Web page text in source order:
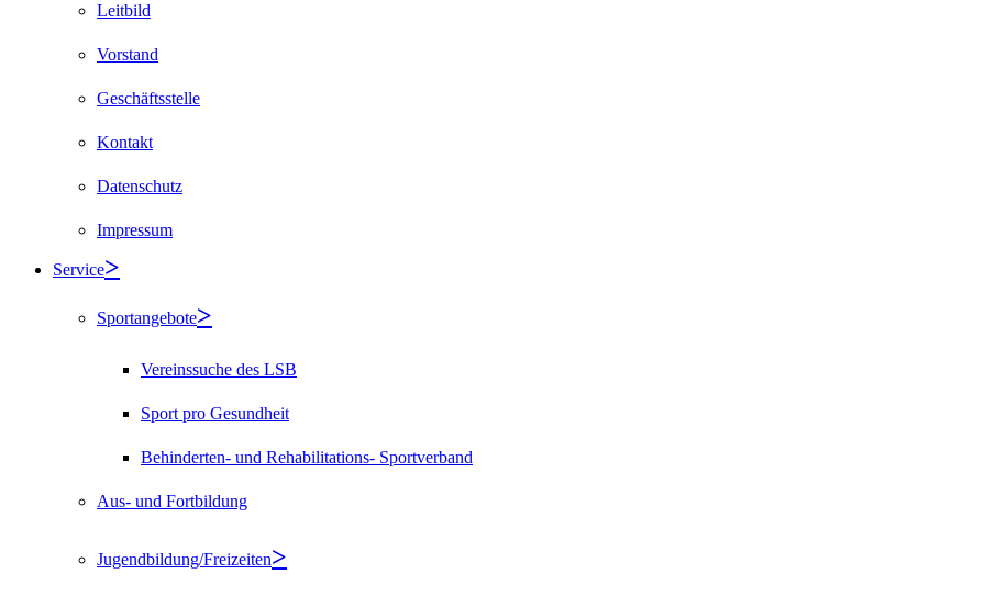
Leitbild
Vorstand
Geschäftsstelle
Kontakt
Datenschutz
Impressum
Service
Sportangebote
Vereinssuche des LSB
Sport pro Gesundheit
Behinderten- und Rehabilitations- Sportverband
Aus- und Fortbildung
Jugendbildung/Freizeiten